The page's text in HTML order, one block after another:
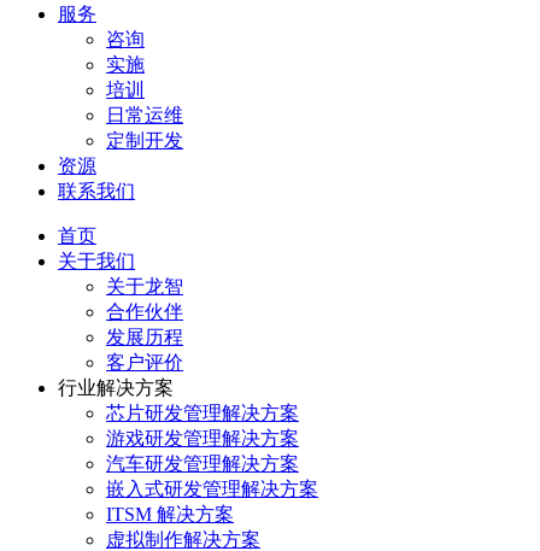
服务
咨询
实施
培训
日常运维
定制开发
资源
联系我们
首页
关于我们
关于龙智
合作伙伴
发展历程
客户评价
行业解决方案
芯片研发管理解决方案
游戏研发管理解决方案
汽车研发管理解决方案
嵌入式研发管理解决方案
ITSM 解决方案
虚拟制作解决方案